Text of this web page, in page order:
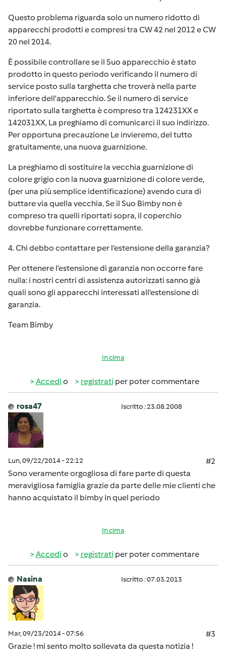
Questo problema riguarda solo un numero ridotto di
apparecchi prodotti e compresi tra CW 42 nel 2012 e CW
20 nel 2014.
È possibile controllare se il Suo apparecchio è stato
prodotto in questo periodo verificando il numero di
service posto sulla targhetta che troverà nella parte
inferiore dell'apparecchio. Se il numero di service
riportato sulla targhetta è compreso tra 124231XX e
142031XX, La preghiamo di comunicarci il suo indirizzo.
Per opportuna precauzione Le invieremo, del tutto
gratuitamente, una nuova guarnizione.
La preghiamo di sostituire la vecchia guarnizione di
colore grigio con la nuova guarnizione di colore verde,
(per una più semplice identificazione) avendo cura di
buttare via quella vecchia. Se il Suo Bimby non è
compreso tra quelli riportati sopra, il coperchio
dovrebbe funzionare correttamente.
4. Chi debbo contattare per l’estensione della garanzia?
Per ottenere l’estensione di garanzia non occorre fare
nulla: i nostri centri di assistenza autorizzati sanno già
quali sono gli apparecchi interessati all’estensione di
garanzia.
Team Bimby
In cima
Accedi o registrati per poter commentare
rosa47 Iscritto : 23.08.2008
Lun, 09/22/2014 - 22:12
#2
Sono veramente orgogliosa di fare parte di questa
meravigliosa famiglia grazie da parte delle mie clienti che
hanno acquistato il bimby in quel periodo
In cima
Accedi o registrati per poter commentare
Nasina Iscritto : 07.03.2013
Mar, 09/23/2014 - 07:56
#3
Grazie ! mi sento molto sollevata da questa notizia !